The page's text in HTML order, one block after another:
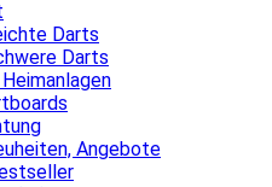
Darts
Darts
Angebote